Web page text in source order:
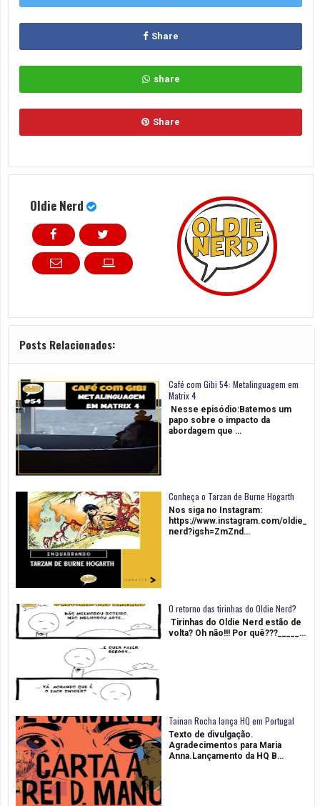
Share
share
Share
Oldie Nerd
Posts Relacionados:
Café com Gibi 54: Metalinguagem em
Matrix 4
Nesse episódio:Batemos um
papo sobre o impacto da
abordagem que …
Conheça o Tarzan de Burne Hogarth
Nos siga no Instagram:
https://www.instagram.com/oldie_
nerd?igsh=ZmZnd…
O retorno das tirinhas do Oldie Nerd?
Tirinhas do Oldie Nerd estão de
volta? Oh não!!! Por quê???_____…
Tainan Rocha lança HQ em Portugal
Texto de divulgação.
Agradecimentos para Maria
Anna.Lançamento da HQ B…